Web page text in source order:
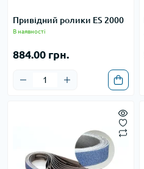
Привідний ролики ES 2000
В наявності
884.00 грн.